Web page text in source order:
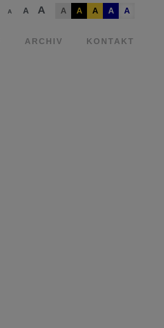
A A A A A A A A
ARCHIV KONTAKT